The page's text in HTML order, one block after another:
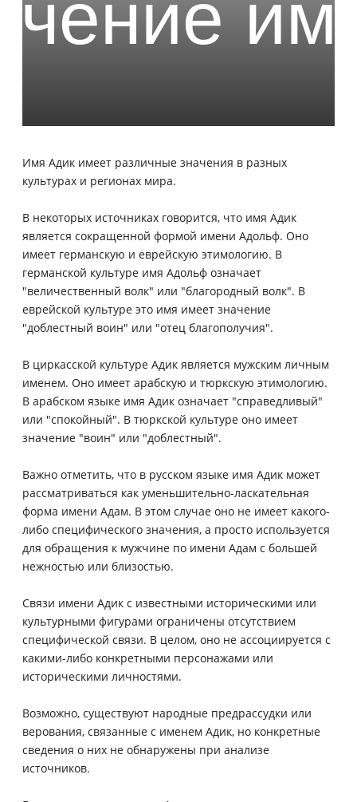
Имя Адик имеет различные значения в разных
культурах и регионах мира.
В некоторых источниках говорится, что имя Адик
является сокращенной формой имени Адольф. Оно
имеет германскую и еврейскую этимологию. В
германской культуре имя Адольф означает
"величественный волк" или "благородный волк". В
еврейской культуре это имя имеет значение
"доблестный воин" или "отец благополучия".
В циркасской культуре Адик является мужским личным
именем. Оно имеет арабскую и тюркскую этимологию.
В арабском языке имя Адик означает "справедливый"
или "спокойный". В тюркской культуре оно имеет
значение "воин" или "доблестный".
Важно отметить, что в русском языке имя Адик может
рассматриваться как уменьшительно-ласкательная
форма имени Адам. В этом случае оно не имеет какого-
либо специфического значения, а просто используется
для обращения к мужчине по имени Адам с большей
нежностью или близостью.
Связи имени Адик с известными историческими или
культурными фигурами ограничены отсутствием
специфической связи. В целом, оно не ассоциируется с
какими-либо конкретными персонажами или
историческими личностями.
Возможно, существуют народные предрассудки или
верования, связанные с именем Адик, но конкретные
сведения о них не обнаружены при анализе
источников.